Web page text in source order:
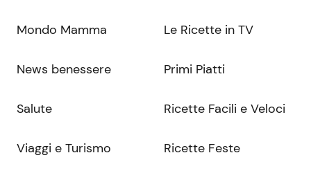
Mondo Mamma
News benessere
Salute
Viaggi e Turismo
Le Ricette in TV
Primi Piatti
Ricette Facili e Veloci
Ricette Feste